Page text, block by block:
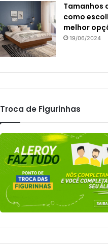
Tamanhos
como
melhor
19/06/2024
Troca de Figurinhas